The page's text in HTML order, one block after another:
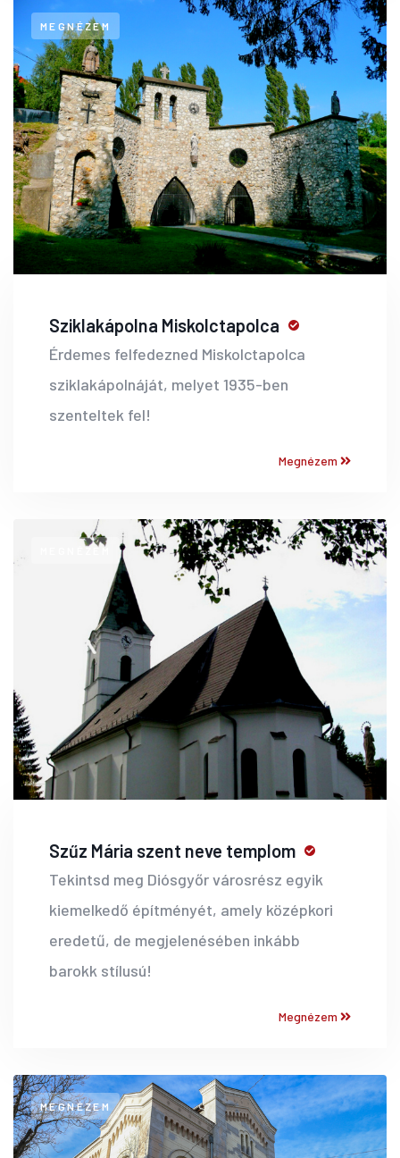
MEGNÉZEM
Sziklakápolna Miskolctapolca
Érdemes felfedezned Miskolctapolca
sziklakápolnáját, melyet 1935-ben
szenteltek fel!
Megnézem
MEGNÉZEM
Szűz Mária szent neve templom
Tekintsd meg Diósgyőr városrész egyik
kiemelkedő építményét, amely középkori
eredetű, de megjelenésében inkább
barokk stílusú!
Megnézem
MEGNÉZEM